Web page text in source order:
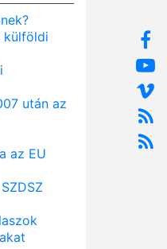
külföldi
után az
az EU